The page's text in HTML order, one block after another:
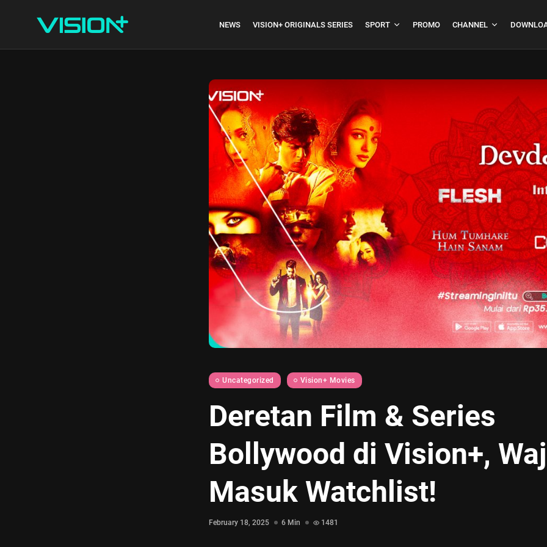
NEWS VISION+ ORIGINALS SERIES SPORT PROMO CHANNEL
Indonesia vs Kamboja
Hari Ini...
4 Min
Formula 1 Hungarian
Grand Prix...
July 23, 2026 4 Min
Uncategorized Vision+ Movies
Deretan Film & Series
Bollywood di Vision+,
Masuk Watchlist!
February 18, 2025 6 Min 1481